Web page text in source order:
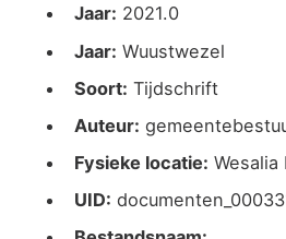
Jaar: 2021.0
Jaar: Wuustwezel
Soort: Tijdschrift
Auteur:
Fysieke locatie: Wesalia
UID: